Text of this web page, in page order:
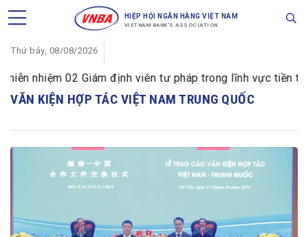
HIỆP HỘI NGÂN HÀNG VIỆT NAM
VIETNAM BANK'S ASSOCIATION
Thứ bảy, 08/08/2026
nhiệm 02 Giám định viên tư pháp trong lĩnh vực tiền tệ
VĂN KIỆN HỢP TÁC VIỆT NAM TRUNG QUỐC